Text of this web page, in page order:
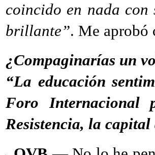
coincido en nada con
brillante”. Me aprobó
¿Compaginarías un
“La educación
Foro
Resistencia, la